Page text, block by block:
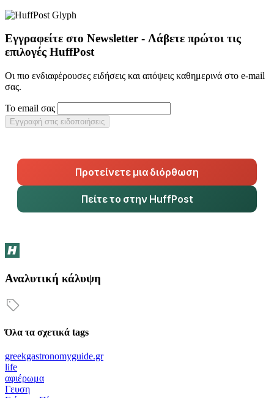
Εγγραφείτε στο Newsletter - Λάβετε πρώτοι τις
επιλογές HuffPost
Οι πιο ενδιαφέρουσες ειδήσεις και απόψεις καθημερινά στο e-mail
σας.
Το email σας
Εγγραφή στις ειδοποιήσεις
Προτείνετε μια διόρθωση
Πείτε το στην HuffPost
Αναλυτική κάλυψη
Όλα τα σχετικά tags
greekgastronomyguide.gr
life
αφιέρωμα
Γευση